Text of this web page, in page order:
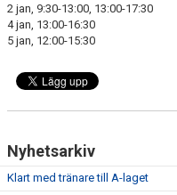
THF UNGDOMSPOLICY - RÖDA
DOKUMENT
2 jan, 9:30-13:00, 13:00-17:30
4 jan, 13:00-16:30
5 jan, 12:00-15:30
Nyhetsarkiv
Klart med tränare till A-laget